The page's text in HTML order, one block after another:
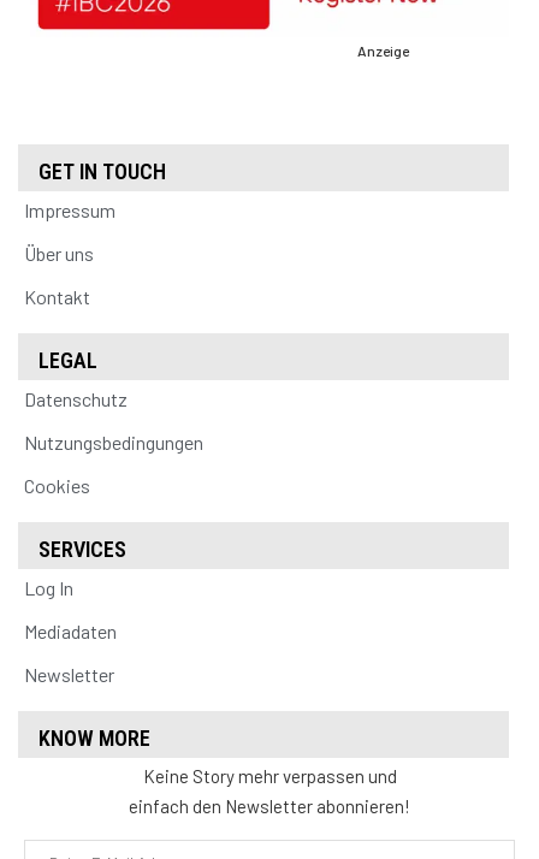
Anzeige
GET IN TOUCH
Impressum
Über uns
Kontakt
LEGAL
Datenschutz
Nutzungsbedingungen
Cookies
SERVICES
Log In
Mediadaten
Newsletter
KNOW MORE
Keine Story mehr verpassen und
einfach den Newsletter abonnieren!